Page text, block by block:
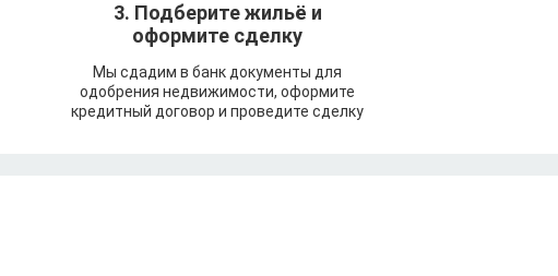
3. Подберите жильё и
оформите сделку
Мы сдадим в банк документы для
одобрения недвижимости, оформите
кредитный договор и проведите сделку